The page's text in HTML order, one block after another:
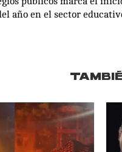
año en el sector